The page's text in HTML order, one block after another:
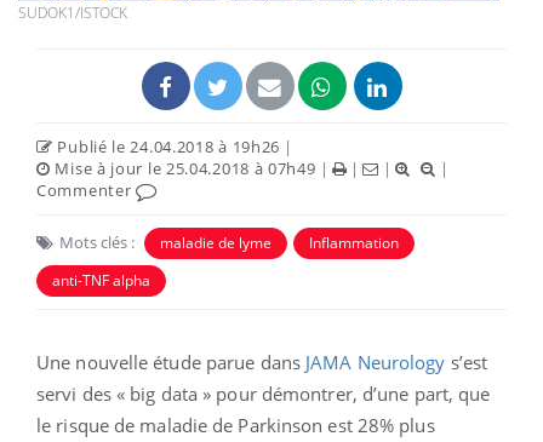
SUDOK1/ISTOCK
Publié le 24.04.2018 à 19h26 |
Mise à jour le 25.04.2018 à 07h49 | | |
|
Commenter
Mots clés : maladie de lyme
Inflammation
anti-TNF alpha
Une nouvelle étude parue dans JAMA Neurology s’est
servi des « big data » pour démontrer, d’une part, que
le risque de maladie de Parkinson est 28% plus